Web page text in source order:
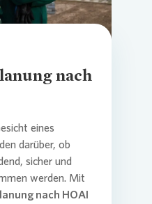
nach
eines
darüber, ob
sicher und
werden. Mit
nach HOAI